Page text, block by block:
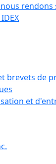
rendons
brevets de
et